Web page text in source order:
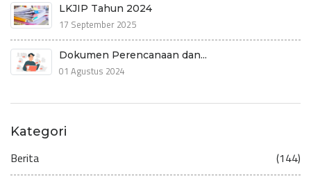
LKJIP Tahun 2024
17 September 2025
Dokumen Perencanaan dan...
01 Agustus 2024
Kategori
Berita (144)